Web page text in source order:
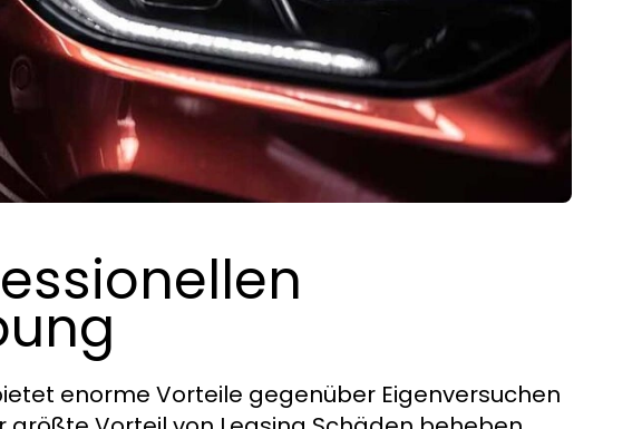
enorme Vorteile gegenüber Eigenversuchen